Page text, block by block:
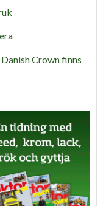
Crown finns